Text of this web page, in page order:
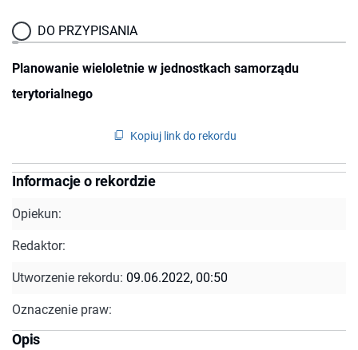
DO PRZYPISANIA
Planowanie wieloletnie w jednostkach samorządu
terytorialnego
Kopiuj link do rekordu
Informacje o rekordzie
Opiekun:
Redaktor:
Utworzenie rekordu: 09.06.2022, 00:50
Oznaczenie praw:
Opis